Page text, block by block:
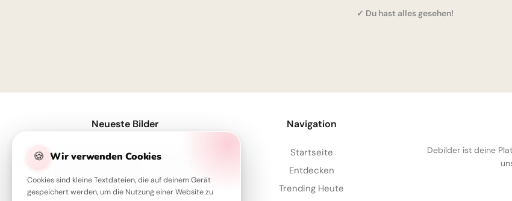
✓ Du hast alles gesehen!
🍪 Wir verwenden Cookies
Cookies sind kleine Textdateien, die auf deinem Gerät
gespeichert werden, um die Nutzung einer Website zu
Neueste Bilder
Ein liebevoller Schulstart: Familie als starker Anker für Facebook
Navigation
Startseite
Entdecken
Trending Heute
Debilder ist deine